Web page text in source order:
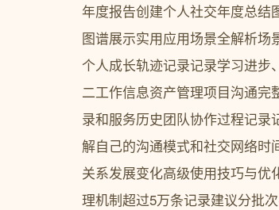
年度报告创建个人社交年度总结
图谱展示实用应用场景全解析
个人成长轨迹记录记录学习进步
二工作信息资产管理项目沟通
录和服务历史团队协作过程记
解自己的沟通模式和社交网络
关系发展变化高级使用技巧与
理机制超过5万条记录建议分批